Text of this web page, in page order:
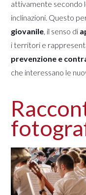
attivamente secondo
inclinazioni. Questo
giovanile, il senso di
i territori e
prevenzione e
che interessano le